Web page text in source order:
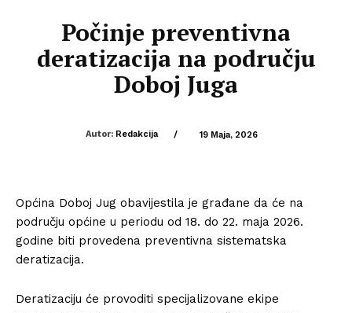
Počinje preventivna
deratizacija na području
Doboj Juga
Autor: Redakcija / 19 Maja, 2026
Općina Doboj Jug obavijestila je građane da će na
području općine u periodu od 18. do 22. maja 2026.
godine biti provedena preventivna sistematska
deratizacija.
Deratizaciju će provoditi specijalizovane ekipe